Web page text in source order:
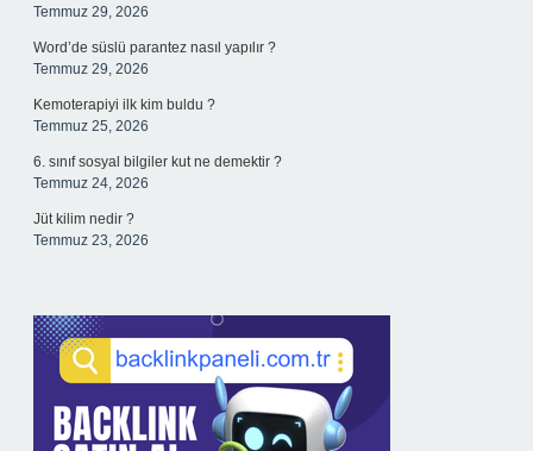
Temmuz 29, 2026
Word’de süslü parantez nasıl yapılır ?
Temmuz 29, 2026
Kemoterapiyi ilk kim buldu ?
Temmuz 25, 2026
6. sınıf sosyal bilgiler kut ne demektir ?
Temmuz 24, 2026
Jüt kilim nedir ?
Temmuz 23, 2026